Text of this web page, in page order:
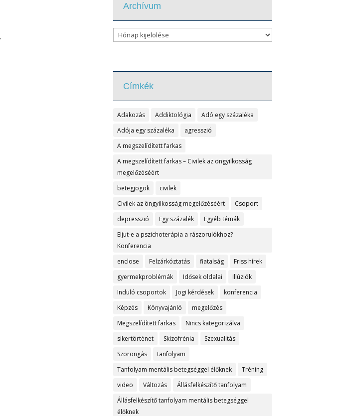
Archívum
Archívum
Címkék
Adakozás Addiktológia
Adó egy százaléka
Adója egy százaléka
agresszió
A megszelídített farkas
A megszelídített farkas – Civilek az öngyilkosság
megelőzéséért
betegjogok
civilek
Civilek az öngyilkosság megelőzéséért
Csoport
depresszió
Egy százalék
Egyéb témák
Eljut-e a pszichoterápia a rászorulókhoz?
Konferencia
enclose
Felzárkóztatás fiatalság
Friss hírek
gyermekproblémák
Idősek oldalai
Illúziók
Induló csoportok
Jogi kérdések
konferencia
Képzés
Könyvajánló
megelőzés
Megszelídített farkas
Nincs kategorizálva
sikertörténet
Skizofrénia
Szexualitás
Szorongás
tanfolyam
Tanfolyam mentális betegséggel élőknek
Tréning
video
Változás
Állásfelkészítő tanfolyam
Állásfelkészítő tanfolyam mentális betegséggel
élőknek